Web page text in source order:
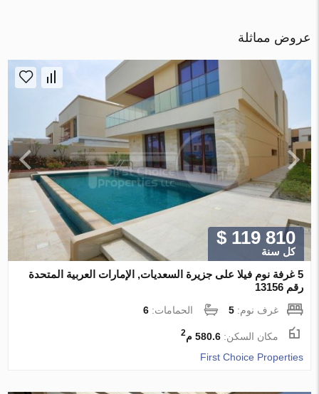
عروض مماثلة
$ 119 810
كل سنة
5 غرفة نوم فيلا على جزيرة السعديات, الإمارات العربية المتحدة
رقم 13156
غرف نوم:5 الحمامات:6
مكان السكن:580.6 م 2
First Choice Properties